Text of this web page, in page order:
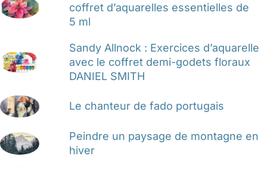
coffret d’aquarelles essentielles de
5 ml
Sandy Allnock : Exercices d’aquarelle
avec le coffret demi-godets floraux
DANIEL SMITH
Le chanteur de fado portugais
Peindre un paysage de montagne en
hiver